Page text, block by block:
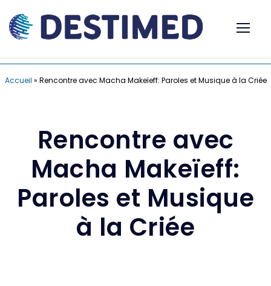
Accueil » Rencontre avec Macha Makeïeff: Paroles et Musique à la Criée
Rencontre avec
Macha Makeïeff:
Paroles et Musique
à la Criée